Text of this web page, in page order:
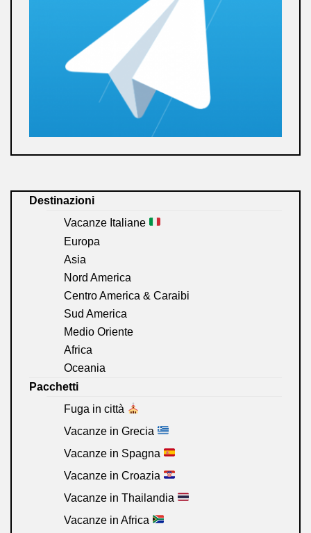
Destinazioni
Vacanze Italiane
Europa
Asia
Nord America
Centro America & Caraibi
Sud America
Medio Oriente
Africa
Oceania
Pacchetti
Fuga in città
Vacanze in Grecia
Vacanze in Spagna
Vacanze in Croazia
Vacanze in Thailandia
Vacanze in Africa